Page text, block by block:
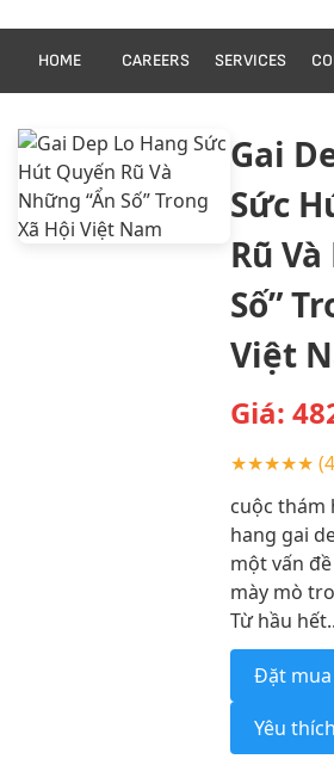
HOME CAREERS SERVICES
Gai
Sức
Rũ
Số”
Việt
Giá:
★★★★★
cuộc thám
hang gai
một vấn
mày mò
Từ hầu
Đặt
Yêu thích